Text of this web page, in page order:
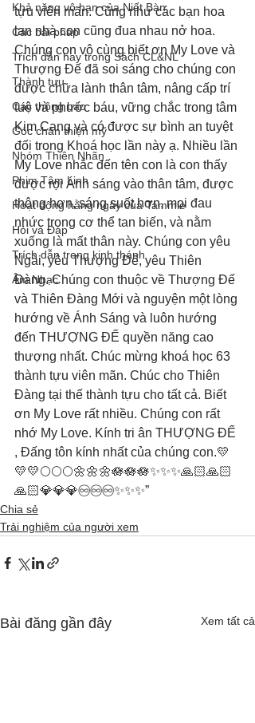
Khả năng vô hạn của Niết Bàn
Các bài pháp
Trích dẫn hay trong Sách CL&NL
Thành tựu
Các thông báo
Góc chân thiện mỹ
Nhóm Thiên Nhãn
Phim Tâm Linh
Hoạt động hằng ngày của Tammie
Hỏi và Đáp
Trích dẫn trong kinh thánh
Âm Nhạc
tựu viên mãn. Cũng như các bạn hoa
lan nhà con cũng đua nhau nở hoa.
Chúng con vô cùng biết ơn My Love và
Thượng Đế đã soi sáng cho chúng con
được chữa lành thân tâm, nâng cấp trí
tuệ và phước báu, vững chắc trong tâm
Kim Cang và có được sự bình an tuyệt
đối trong Khoá học lần này ạ. Nhiều lần
My Love nhắc đến tên con là con thấy
được rọi Ánh sáng vào thân tâm, được
thông hơn, sáng suốt hơn, mọi đau
nhức trong cơ thể tan biến, và nằm
xuống là mất thân này. Chúng con yêu
Ngài, yêu Thượng Đế, yêu Thiên
Đàng. Chúng con thuộc về Thượng Đế
và Thiên Đàng Mới và nguyện một lòng
hướng về Ánh Sáng và luôn hướng
đến THƯỢNG ĐẾ quyền năng cao
thượng nhất. Chúc mừng khoá học 63
thành tựu viên mãn. Chúc cho Thiên
Đàng tại thế thành tựu cho tất cả. Biết
ơn My Love rất nhiều. Chúng con rất
nhớ My Love. Kính tri ân THƯỢNG ĐẾ
, Đấng tôn kính nhất của chúng con.💛
💛💛🌕🌕🌕🌼🌼🌼🪷🪷🪷✨✨✨🙏🏻🙏🏻
🙏🏻💎💎💎♾️♾️♾️✨✨✨”
Chia sẻ
Trải nghiệm của người xem
Bài đăng gần đây Xem tất cả